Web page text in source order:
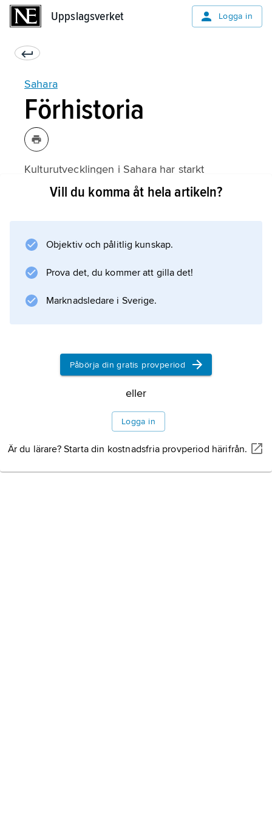
Uppslagsverket Logga in
Sahara
Förhistoria
Kulturutvecklingen i Sahara har starkt
påverkats av omfattande klimatologiska
Centralafrika. De äldsta fossilen av hominider
(ca 900 000 år gamla) tillhör
, påträffade bl.a. i Ternifine i
Information om artikeln
Vill du komma åt hela artikeln?
Objektiv och pålitlig kunskap.
Prova det, du kommer att gilla det!
Marknadsledare i Sverige.
Påbörja din gratis provperiod
eller
Logga in
Är du lärare? Starta din kostnadsfria provperiod härifrån.